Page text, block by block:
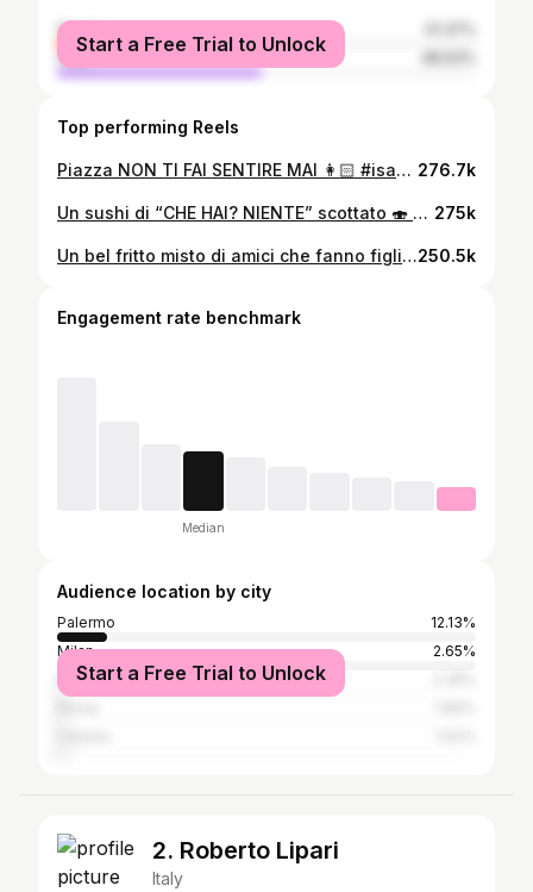
female
male
Start a Free Trial to Unlock
Top performing Reels
Piazza NON TI FAI SENTIRE MAI 👩🏻 #isansoni #via #réel #mamma #stress #reels #ansia #madre #figli 276.7k
Un sushi di “CHE HAI? NIENTE” scottato 🍣 #isansoni #relazione #réel #amici #famiglia #pádel #calcetto #fantacalcio #ansia #insalata #ricetta #fidanzati #sushi 275k
Un bel fritto misto di amici che fanno figli 👶🏻 #isansoni #30anni #réel #figli #dolori #famiglia #gintonic #ansia #vecchiaia250.5k
Engagement rate benchmark
Median
Audience location by city
Palermo
12.13%
Milan
2.65%
Naples
Start a Free Trial to Unlock
2. Roberto Lipari
Italy